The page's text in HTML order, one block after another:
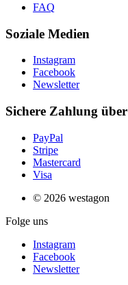
FAQ
Soziale Medien
Instagram
Facebook
Newsletter
Sichere Zahlung über
PayPal
Stripe
Mastercard
Visa
© 2026 westagon
Folge uns
Instagram
Facebook
Newsletter